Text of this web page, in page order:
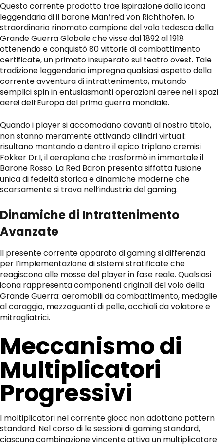
Questo corrente prodotto trae ispirazione dalla icona
leggendaria di il barone Manfred von Richthofen, lo
straordinario rinomato campione del volo tedesca della
Grande Guerra Globale che visse dal 1892 al 1918
ottenendo e conquistò 80 vittorie di combattimento
certificate, un primato insuperato sul teatro ovest. Tale
tradizione leggendaria impregna qualsiasi aspetto della
corrente avventura di intrattenimento, mutando
semplici spin in entusiasmanti operazioni aeree nei i spazi
aerei dell’Europa del primo guerra mondiale.
Quando i player si accomodano davanti al nostro titolo,
non stanno meramente attivando cilindri virtuali:
risultano montando a dentro il epico triplano cremisi
Fokker Dr.I, il aeroplano che trasformò in immortale il
Barone Rosso. La Red Baron presenta siffatta fusione
unica di fedeltà storica e dinamiche moderne che
scarsamente si trova nell’industria del gaming.
Dinamiche di Intrattenimento
Avanzate
Il presente corrente apparato di gaming si differenzia
per l’implementazione di sistemi stratificate che
reagiscono alle mosse del player in fase reale. Qualsiasi
icona rappresenta componenti originali del volo della
Grande Guerra: aeromobili da combattimento, medaglie
al coraggio, mezzoguanti di pelle, occhiali da volatore e
mitragliatrici.
Meccanismo di
Multiplicatori
Progressivi
I moltiplicatori nel corrente gioco non adottano pattern
standard. Nel corso di le sessioni di gaming standard,
ciascuna combinazione vincente attiva un multiplicatore